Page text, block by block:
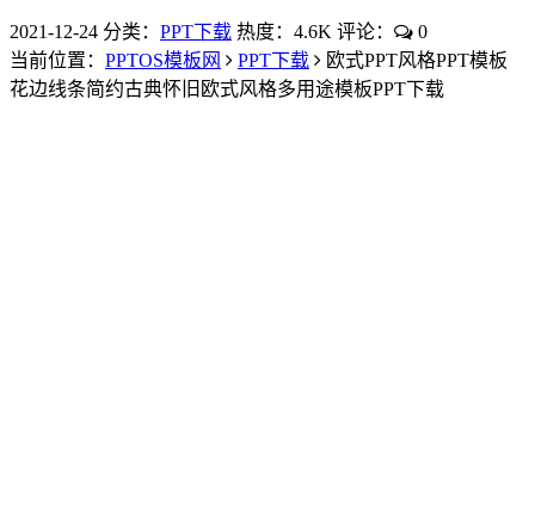
2021-12-24 分类： PPT下载 热度：4.6K 评论：
0
当前位置： PPTOS模板网 PPT下载
欧式PPT风格PPT模板
花边线条简约古典怀旧欧式风格多用途模板PPT下载